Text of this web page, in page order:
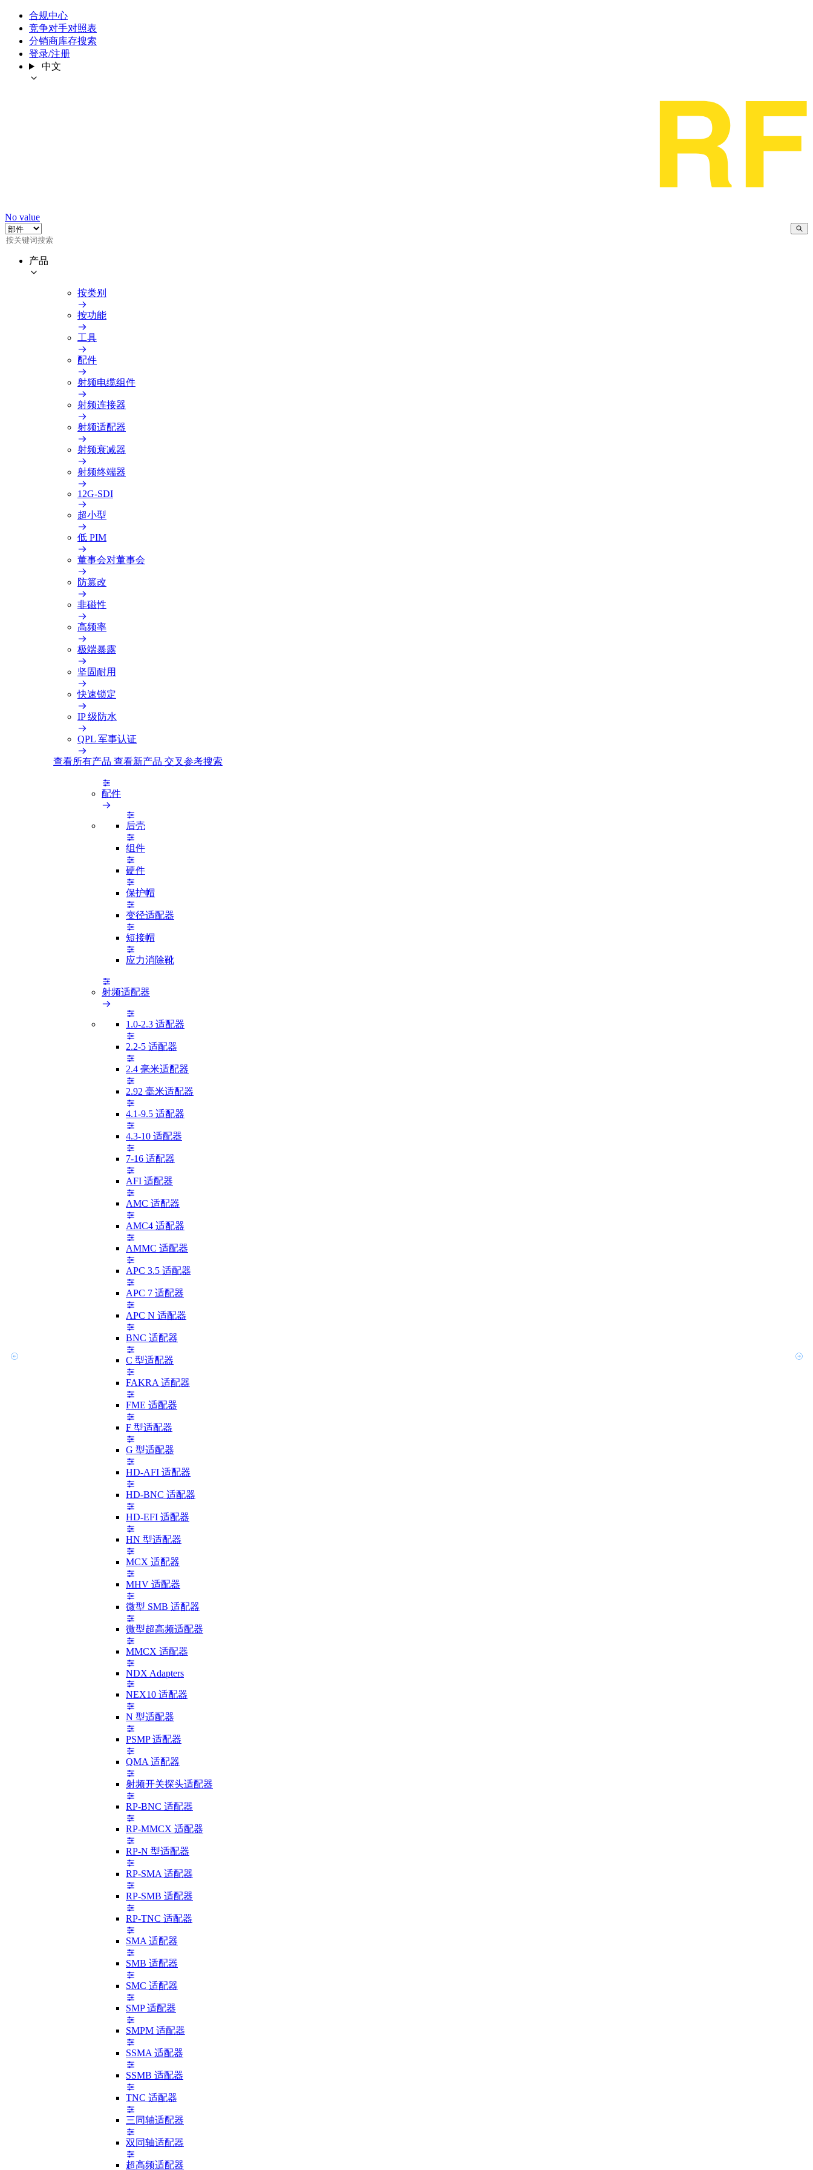
合规中心
竞争对手对照表
分销商库存搜索
登录/注册
中文
No value
产品
按类别
按功能
工具
配件
射频电缆组件
射频连接器
射频适配器
射频衰减器
射频终端器
12G-SDI
超小型
低 PIM
董事会对董事会
防篡改
非磁性
高频率
极端暴露
坚固耐用
快速锁定
IP 级防水
QPL 军事认证
查看所有产品 查看新产品 交叉参考搜索
配件
后壳
组件
硬件
保护帽
变径适配器
短接帽
应力消除靴
射频适配器
1.0-2.3 适配器
2.2-5 适配器
2.4 毫米适配器
2.92 毫米适配器
4.1-9.5 适配器
4.3-10 适配器
7-16 适配器
AFI 适配器
AMC 适配器
AMC4 适配器
AMMC 适配器
APC 3.5 适配器
APC 7 适配器
APC N 适配器
BNC 适配器
C 型适配器
FAKRA 适配器
FME 适配器
F 型适配器
G 型适配器
HD-AFI 适配器
HD-BNC 适配器
HD-EFI 适配器
HN 型适配器
MCX 适配器
MHV 适配器
微型 SMB 适配器
微型超高频适配器
MMCX 适配器
NDX Adapters
NEX10 适配器
N 型适配器
PSMP 适配器
QMA 适配器
射频开关探头适配器
RP-BNC 适配器
RP-MMCX 适配器
RP-N 型适配器
RP-SMA 适配器
RP-SMB 适配器
RP-TNC 适配器
SMA 适配器
SMB 适配器
SMC 适配器
SMP 适配器
SMPM 适配器
SSMA 适配器
SSMB 适配器
TNC 适配器
三同轴适配器
双同轴适配器
超高频适配器